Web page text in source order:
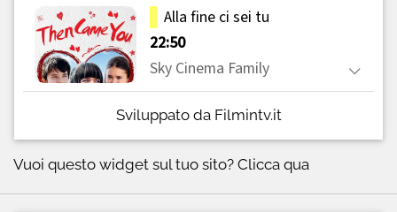
Sviluppato da Filmintv.it
Vuoi questo widget sul tuo sito? Clicca qua